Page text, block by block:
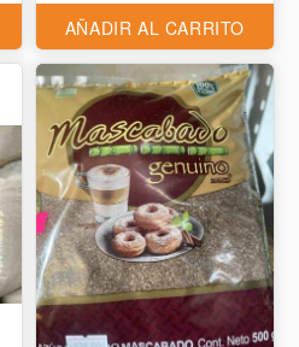
AÑADIR AL CARRITO